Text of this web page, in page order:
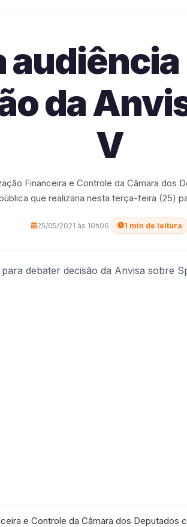
da
V
Financeira e Controle da Câmara dos
que realizaria nesta terça-feira (25)
25/05/2021 às 10h06· 1 min de leitura
e Controle da Câmara dos Deputados